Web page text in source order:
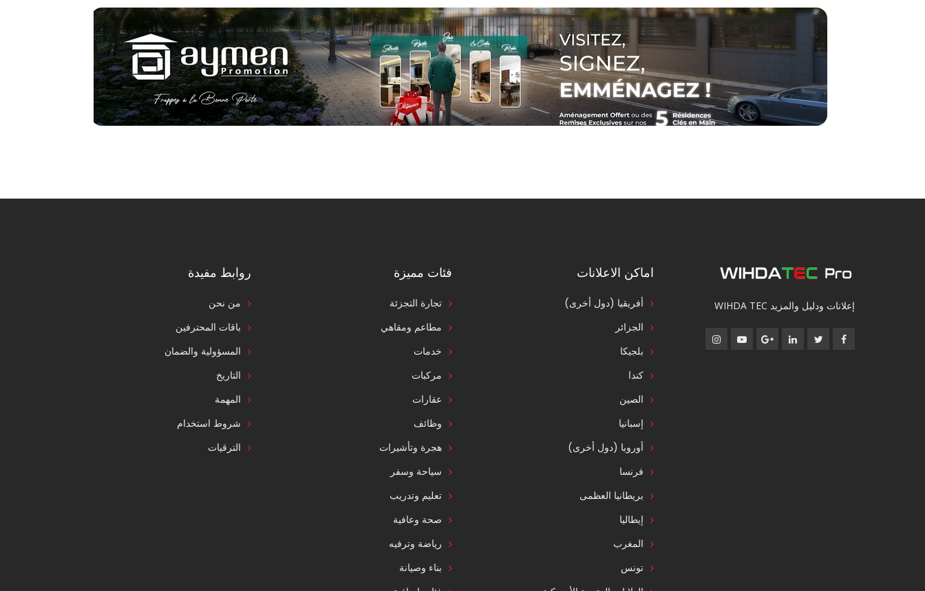
إعلانات ودليل والمزيد WIHDA TEC
اماكن الاعلانات
أفريقيا (دول أخرى)
الجزائر
بلجيكا
كندا
الصين
إسبانيا
أوروبا (دول أخرى)
فرنسا
بريطانيا العظمى
إيطاليا
المغرب
تونس
فئات مميزة
تجارة التجزئة
مطاعم ومقاهي
خدمات
مركبات
عقارات
وظائف
هجرة وتأشيرات
سياحة وسفر
تعليم وتدريب
صحة وعافية
رياضة وترفيه
بناء وصيانة
روابط مفيدة
من نحن
باقات المحترفين
المسؤولية والضمان
التاريخ
المهمة
شروط استخدام
الترقيات